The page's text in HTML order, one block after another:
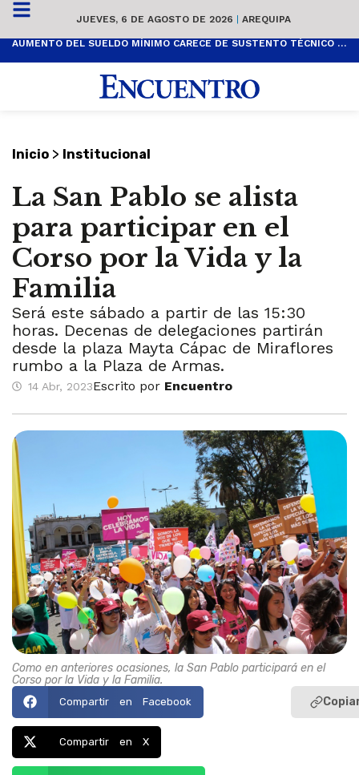
JUEVES, 6 DE AGOSTO DE 2026 | AREQUIPA
AUMENTO DEL SUELDO MÍNIMO CARECE DE SUSTENTO TÉCNICO Y ES POPULISTA
Inicio > Institucional
La San Pablo se alista
para participar en el
Corso por la Vida y la
Familia
Será este sábado a partir de las 15:30
horas. Decenas de delegaciones partirán
desde la plaza Mayta Cápac de Miraflores
rumbo a la Plaza de Armas.
14 Abr, 2023Escrito por Encuentro
Como en anteriores ocasiones, la San Pablo participará en el
Corso por la Vida y la Familia.
Compartir en Facebook
Compartir en X